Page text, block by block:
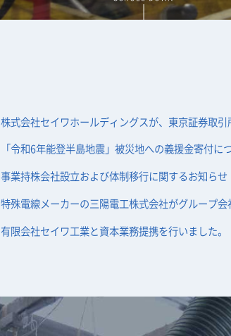
株式会社セイワホールディングスが、東京証券取引
「令和6年能登半島地震」被災地への義援金寄付に
事業持株会社設立および体制移行に関するお知らせ
特殊電線メーカーの三陽電工株式会社がグループ会
有限会社セイワ工業と資本業務提携を行いました。